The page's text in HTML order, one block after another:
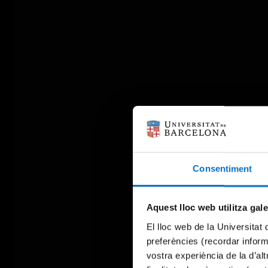
Consentiment
Aquest lloc web utilitza
El lloc web de la Universitat
preferències (recordar
vostra experiència de la